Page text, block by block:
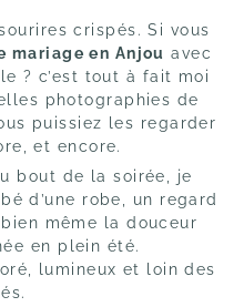
crispés. Si vous
mariage en Anjou avec
? c’est tout à fait moi
photographies de
puissiez les regarder
et encore.
bout de la soirée, je
d’une robe, un regard
même la douceur
en plein été.
lumineux et loin des